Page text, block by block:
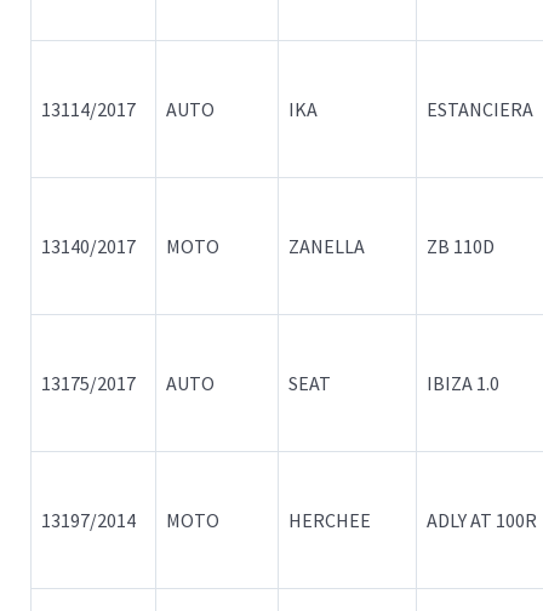
13114/2017 AUTO IKA ESTANCIERA
13140/2017 MOTO ZANELLA ZB 110D
13175/2017 AUTO SEAT IBIZA 1.0
13197/2014 MOTO HERCHEE ADLY AT 100R